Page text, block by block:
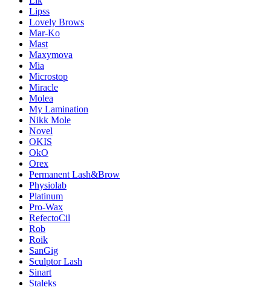
Lipss
Lovely Brows
Mar-Ko
Mast
Maxymova
Mia
Microstop
Miracle
Molea
My Lamination
Nikk Mole
Novel
OKIS
OkO
Orex
Permanent Lash&Brow
Physiolab
Platinum
Pro-Wax
RefectoCil
Rob
Roik
SanGig
Sculptor Lash
Sinart
Staleks